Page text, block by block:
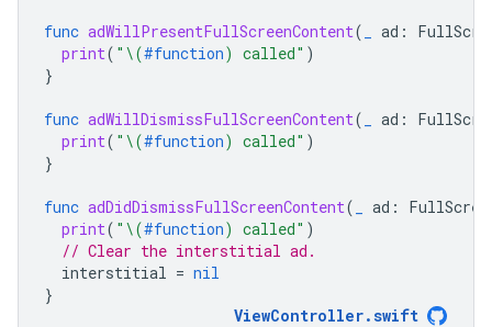
func adWillPresentFullScreenContent( ad :
print( " \(#function) called" )
}
func adWillDismissFullScreenContent( ad :
print( " \(#function) called" )
}
func adDidDismissFullScreenContent( ad :
print( " \(#function) called" )
// Clear the interstitial ad.
interstitial = nil
}
ViewController.swift